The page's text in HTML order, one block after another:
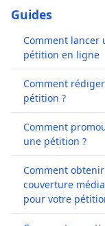
Guides
Comment lancer
pétition en ligne
Comment
pétition ?
Comment
une pétition ?
Comment
couverture
pour votre